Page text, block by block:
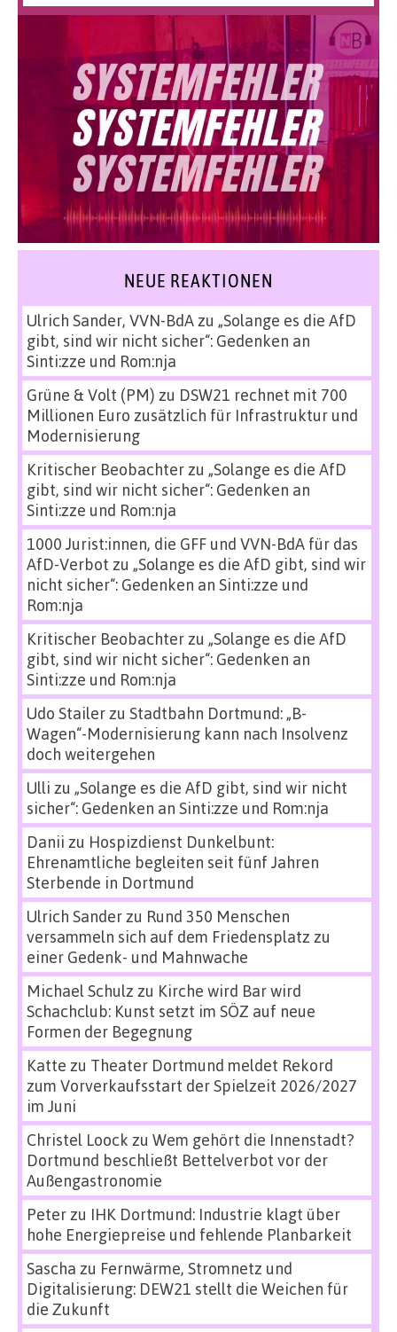
NEUE REAKTIONEN
Ulrich Sander, VVN-BdAzu „Solange es die AfD
gibt, sind wir nicht sicher“: Gedenken an
Sinti:zze und Rom:nja
Grüne & Volt (PM) zu DSW21 rechnet mit 700
Millionen Euro zusätzlich für Infrastruktur und
Modernisierung
Kritischer Beobachterzu „Solange es die AfD
gibt, sind wir nicht sicher“: Gedenken an
Sinti:zze und Rom:nja
1000 Jurist:innen, die GFF und VVN-BdA für das
AfD-Verbot zu „Solange es die AfD gibt, sind wir
nicht sicher“: Gedenken an Sinti:zze und
Rom:nja
Kritischer Beobachterzu „Solange es die AfD
gibt, sind wir nicht sicher“: Gedenken an
Sinti:zze und Rom:nja
Udo Stailerzu Stadtbahn Dortmund: „B-
Wagen“-Modernisierung kann nach Insolvenz
doch weitergehen
Ulli zu „Solange es die AfD gibt, sind wir nicht
sicher“: Gedenken an Sinti:zze und Rom:nja
Danii zu Hospizdienst Dunkelbunt:
Ehrenamtliche begleiten seit fünf Jahren
Sterbende in Dortmund
Ulrich Sanderzu Rund 350 Menschen
versammeln sich auf dem Friedensplatz zu
einer Gedenk- und Mahnwache
Michael Schulz zu Kirche wird Bar wird
Schachclub: Kunst setzt im SÖZ auf neue
Formen der Begegnung
Katte zu Theater Dortmund meldet Rekord
zum Vorverkaufsstart der Spielzeit 2026/2027
im Juni
Christel Loock zu Wem gehört die Innenstadt?
Dortmund beschließt Bettelverbot vor der
Außengastronomie
Peterzu IHK Dortmund: Industrie klagt über
hohe Energiepreise und fehlende Planbarkeit
Sascha zu Fernwärme, Stromnetz und
Digitalisierung: DEW21 stellt die Weichen für
die Zukunft